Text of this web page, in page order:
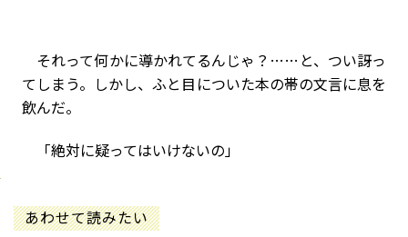
それって何かに導かれてるんじゃ？……と、つい訝っ
てしまう。しかし、ふと目についた本の帯の文言に息を
飲んだ。
「絶対に疑ってはいけないの」
あわせて読みたい